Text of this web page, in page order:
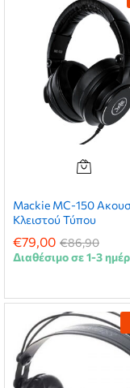
Mackie MC-150
Κλειστού Τύπου
€79,00 €86,90
Διαθέσιμο σε 1-3